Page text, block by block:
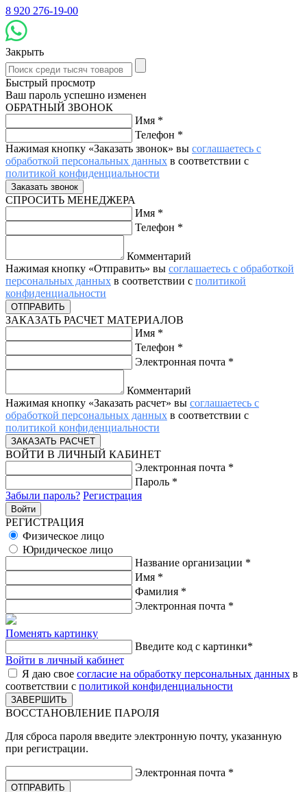
8 920 276-19-00
Закрыть
Быстрый просмотр
Ваш пароль успешно изменен
ОБРАТНЫЙ ЗВОНОК
Имя *
Телефон *
Нажимая кнопку «Заказать звонок» вы соглашаетесь с
обработкой персональных данных в соответствии с
политикой конфиденциальности
СПРОСИТЬ МЕНЕДЖЕРА
Имя *
Телефон *
Комментарий
Нажимая кнопку «Отправить» вы соглашаетесь с обработкой
персональных данных в соответствии с политикой
конфиденциальности
ЗАКАЗАТЬ РАСЧЕТ МАТЕРИАЛОВ
Имя *
Телефон *
Электронная почта *
Комментарий
Нажимая кнопку «Заказать расчет» вы соглашаетесь с
обработкой персональных данных в соответствии с
политикой конфиденциальности
ВОЙТИ В ЛИЧНЫЙ КАБИНЕТ
Электронная почта *
Пароль *
Забыли пароль? Регистрация
РЕГИСТРАЦИЯ
Физическое лицо
Юридическое лицо
Название организации *
Имя *
Фамилия *
Электронная почта *
Поменять картинку
Введите код с картинки*
Войти в личный кабинет
Я даю свое согласие на обработку персональных данных в
соответствии с политикой конфиденциальности
ВОССТАНОВЛЕНИЕ ПАРОЛЯ
Для сброса пароля введите электронную почту, указанную
при регистрации.
Электронная почта *